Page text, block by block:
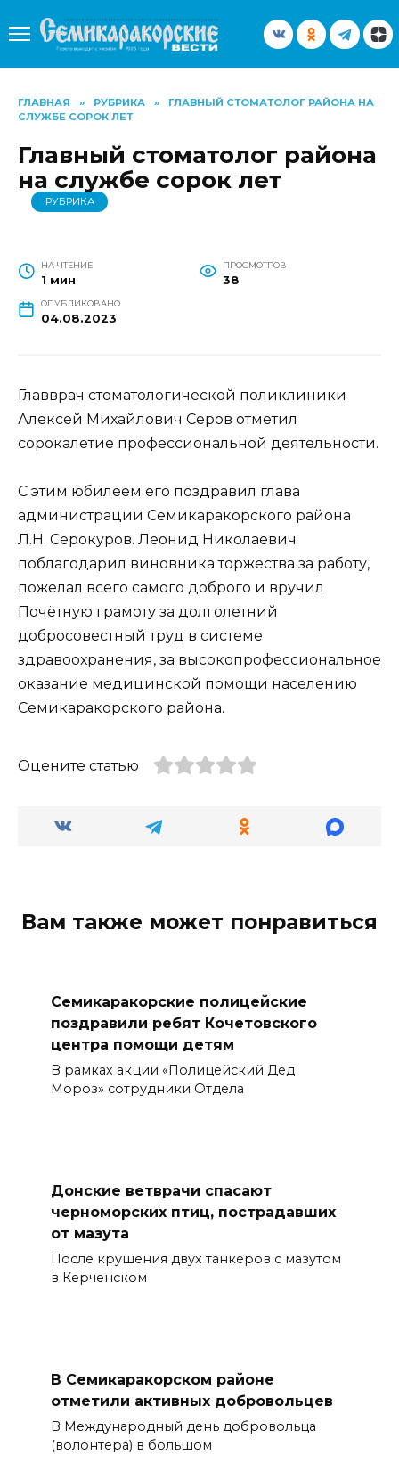
содержанию
ГЛАВНАЯ » РУБРИКА »
ГЛАВНЫЙ СТОМАТОЛОГ РАЙОНА НА
СЛУЖБЕ СОРОК ЛЕТ
Главный стоматолог района
на службе сорок лет
РУБРИКА
НА ЧТЕНИЕ
1 мин
ПРОСМОТРОВ
38
ОПУБЛИКОВАНО
04.08.2023
Главврач стоматологической поликлиники
Алексей Михайлович Серов отметил
сорокалетие профессиональной деятельности.
С этим юбилеем его поздравил глава
администрации Семикаракорского района
Л.Н. Серокуров. Леонид Николаевич
поблагодарил виновника торжества за работу,
пожелал всего самого доброго и вручил
Почётную грамоту за долголетний
добросовестный труд в системе
здравоохранения, за высокопрофессиональное
оказание медицинской помощи населению
Семикаракорского района.
Оцените статью
Вам также может понравиться
Семикаракорские полицейские
поздравили ребят Кочетовского
центра помощи детям
В рамках акции «Полицейский Дед
Мороз» сотрудники Отдела
Донские ветврачи спасают
черноморских птиц, пострадавших
от мазута
После крушения двух танкеров с мазутом
в Керченском
В Семикаракорском районе
отметили активных добровольцев
В Международный день добровольца
(волонтера) в большом